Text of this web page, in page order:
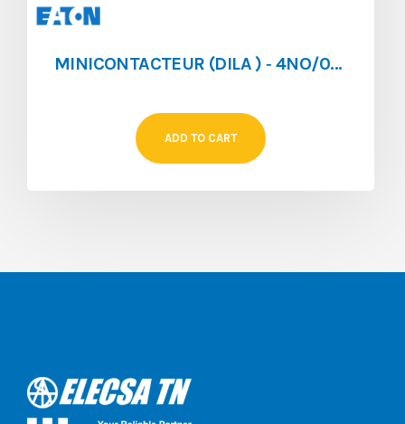
MINICONTACTEUR (DILA ) ‐ 4NO/0NF ‐ 4A ‐ 024V/DC
ADD TO CART